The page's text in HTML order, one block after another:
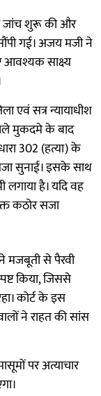
जांच शुरू की और
गई। अजय मजी ने
आवश्यक साक्ष्य
एवं सत्र न्यायाधीश
मुकदमे के बाद
302 (हत्या) के
सुनाई। इसके साथ
लगाया है। यदि वह
कठोर सजा
मजबूती से पैरवी
किया, जिससे
कोर्ट के इस
ने राहत की सांस
पर अत्याचार